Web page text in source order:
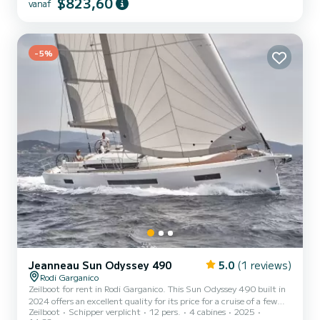
With an overall length of 14 meters, it will be your best ally to
douche aan boor...
vanaf
-5%
Jeanneau Sun Odyssey 490 5.0 (1 reviews)
Rodi Garganico
Zeilboot for rent in Rodi Garganico. This Sun Odyssey 490 built in
2024 offers an excellent quality for its price for a cruise of a few
days or even a few weeks. The boat has 4 cabins with all comfort
Zeilboot Schipper verplicht 12 pers. 4 cabines
2025